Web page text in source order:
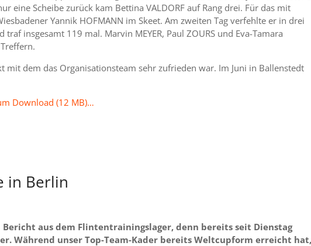
eine Scheibe zurück kam Bettina VALDORF auf Rang drei. Für das mit
Yannik HOFMANN im Skeet. Am zweiten Tag verfehlte er in drei
traf insgesamt 119 mal. Marvin MEYER, Paul ZOURS und Eva-Tamara
mit dem das Organisationsteam sehr zufrieden war. Im Juni in Ballenstedt
Download (12 MB)…
in Berlin
aus dem Flintentrainingslager, denn bereits seit Dienstag
Während unser Top-Team-Kader bereits Weltcupform erreicht hat,